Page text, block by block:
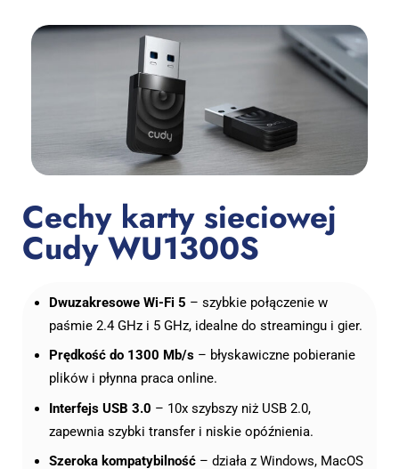
Cechy karty sieciowej
Cudy WU1300S
Dwuzakresowe Wi-Fi 5 – szybkie połączenie w
paśmie 2.4 GHz i 5 GHz, idealne do streamingu i gier.
Prędkość do 1300 Mb/s – błyskawiczne pobieranie
plików i płynna praca online.
Interfejs USB 3.0 – 10x szybszy niż USB 2.0,
zapewnia szybki transfer i niskie opóźnienia.
Szeroka kompatybilność – działa z Windows, MacOS